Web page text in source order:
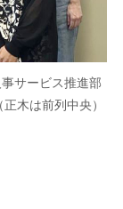
サービス推進部
木は前列中央）